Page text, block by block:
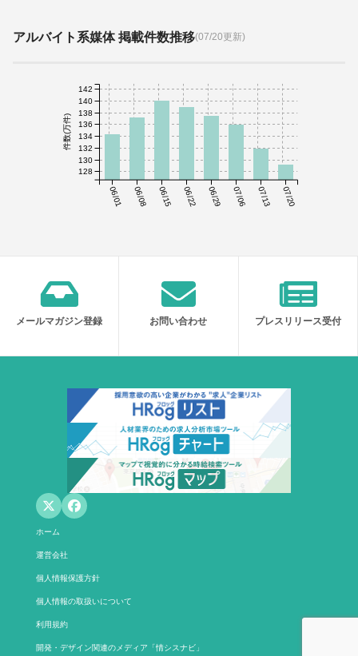
アルバイト系媒体 掲載件数推移(07/20更新)
06/01 06/08 06/15 06/22 06/29 07/06 07/13 07/20
件数(万件)
128
130
132
134
136
138
140
142
メールマガジン登録 お問い合わせ プレスリリース受付
ホーム
運営会社
個人情報保護方針
個人情報の取扱いについて
利用規約
開発・デザイン関連のメディア「情シスナビ」